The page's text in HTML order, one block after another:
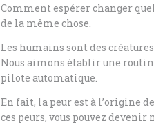
Comment espérer changer
de la même chose.
Les humains sont des
Nous aimons établir une
pilote automatique.
En fait, la peur est à l’origine
ces peurs, vous pouvez